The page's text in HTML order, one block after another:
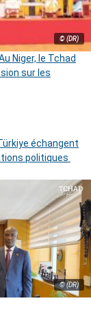
© (DR)
Niger, le Tchad
sur les
échangent
politiques
© (DR)